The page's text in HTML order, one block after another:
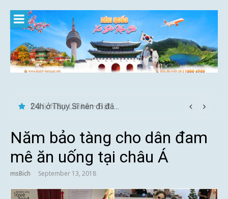
content
Du lịch Sri Lanka – Bật mí nên đi mùa nào đẹp
Năm bảo tàng cho dân đam
mê ăn uống tại châu Á
msBich September 13, 2018